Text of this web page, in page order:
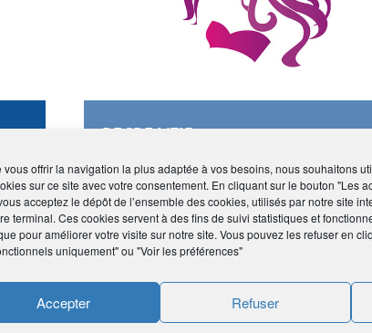
vous offrir la navigation la plus adaptée à vos besoins, nous souhaitons
sur ce site avec votre consentement. En cliquant sur le bouton "Les
acceptez le dépôt de l’ensemble des cookies, utilisés par notre site
terminal. Ces cookies servent à des fins de suivi statistiques et
pour améliorer votre visite sur notre site. Vous pouvez les refuser en
uniquement" ou "Voir les préférences"
Accepter Refuser
RECREA’TIF
Salon de coiffure